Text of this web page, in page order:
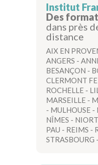
Institut
Des
dans près
distance
AIX EN
ANGERS -
BESANÇON -
CLERMONT
ROCHELLE -
MARSEILLE -
- MULHOUSE -
NÎMES - NIORT
PAU - REIMS -
STRASBOURG -